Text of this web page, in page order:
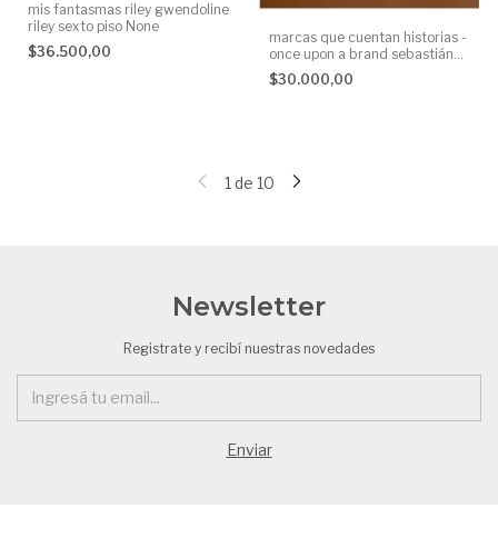
mis fantasmas riley gwendoline
riley sexto piso None
$36.500,00
marcas que cuentan historias -
once upon a brand sebastián
guerrini sebastián mil gotas
None
$30.000,00
1 de 10
Newsletter
Registrate y recibí nuestras novedades